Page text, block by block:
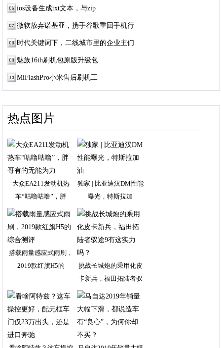
ios设备生成txt文本，与zip
微软放弃诺基亚，携手谷歌重回手机行
时代关键词下，二线城市里的企业主们
魅族16th刷机包原版升级包
MiFlashPro小米售后刷机工
热点图片
大众EA211发动机热
车“咕噜咕噜”，胖
独家 | 比亚迪汉DM性能
曝光，特斯拉加
搭载雨量感应式雨刷，
2019款红旗H5的
挑战长城炮的乘用化皮
卡新兵，福田拓陆者驭